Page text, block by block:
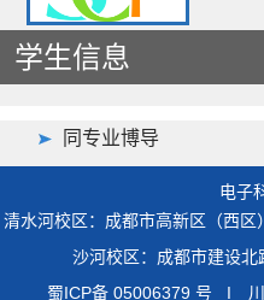
学生信息
同专业博导
电子
清水河校区：成都市高新区（西
沙河校区：成都市建设
蜀ICP备 05006379 号 I 川